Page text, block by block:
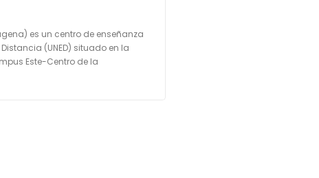
es un centro de enseñanza
(UNED) situado en la
Este-Centro de la